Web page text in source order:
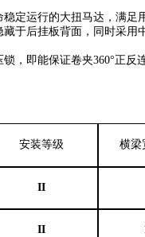
定运行的大扭马达，满足
于后挂板背面，同时采用
，即能保证卷夹360°正
安装等级 横梁
II
II